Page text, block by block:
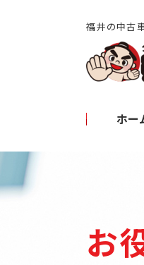
福井の中古
ホー
お